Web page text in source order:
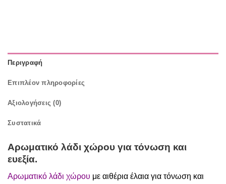
Περιγραφή
Επιπλέον πληροφορίες
Αξιολογήσεις (0)
Συστατικά
Αρωματικό λάδι χώρου για τόνωση και
ευεξία.
Αρωματικό λάδι χώρου με αιθέρια έλαια για τόνωση και